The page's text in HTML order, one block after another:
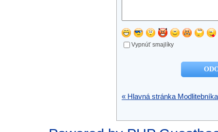
Vypnúť smajlíky
« Hlavná stránka Modlitebníka